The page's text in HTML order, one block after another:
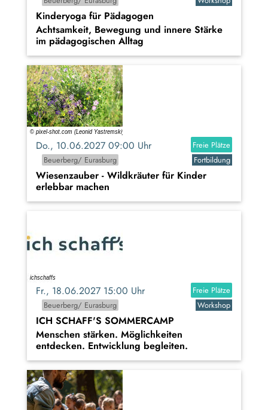
Kinderyoga für Pädagogen
Achtsamkeit, Bewegung und innere Stärke
im pädagogischen Alltag
Do., 10.06.2027 09:00 Uhr
Freie Plätze
Beuerberg/ Eurasburg
Fortbildung
Wiesenzauber - Wildkräuter für Kinder
erlebbar machen
Fr., 18.06.2027 15:00 Uhr
Freie Plätze
Beuerberg/ Eurasburg
Workshop
ICH SCHAFF'S SOMMERCAMP
Menschen stärken. Möglichkeiten
entdecken. Entwicklung begleiten.